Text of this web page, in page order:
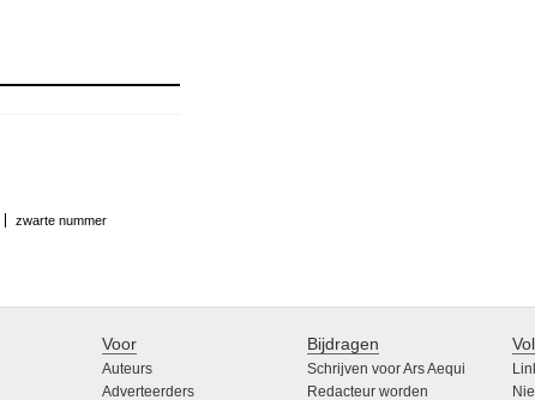
zwarte nummer
Voor
Auteurs
Adverteerders
Bijdragen
Schrijven voor Ars Aequi
Redacteur worden